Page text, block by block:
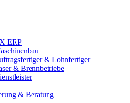
ERP
& Lohnfertiger
& Brennbetriebe
& Beratung